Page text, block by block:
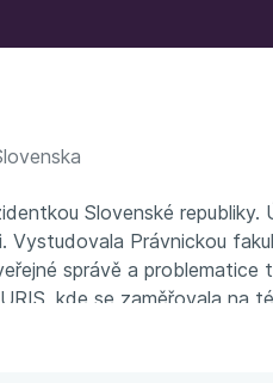
Slovenské republiky.
Právnickou
správě a
kde se zaměřovala na